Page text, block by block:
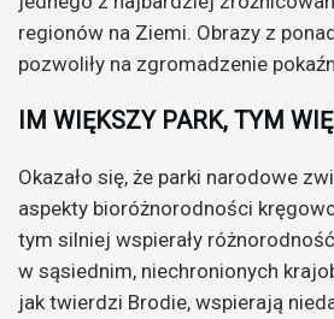
regionów na Ziemi. Obrazy z
pozwoliły na zgromadzenie
IM WIĘKSZY PARK, TYM
Okazało się, że parki narodowe
aspekty bioróżnorodności
tym silniej wspierały
w sąsiednim, niechronionych
jak twierdzi Brodie, wspierają